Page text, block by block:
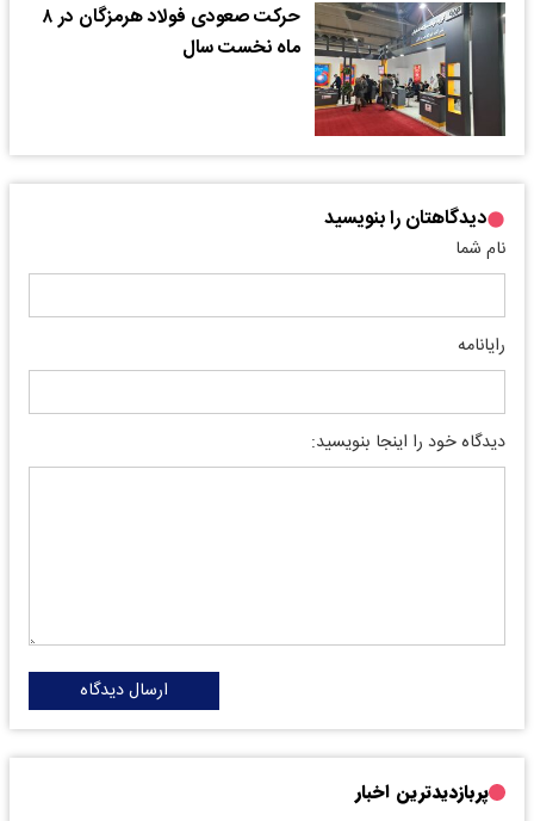
حرکت صعودی فولاد هرمزگان در ۸
ماه نخست سال
دیدگاهتان را بنویسید
نام شما
رایانامه
دیدگاه خود را اینجا بنویسید:
ارسال دیدگاه
پربازدیدترین اخبار